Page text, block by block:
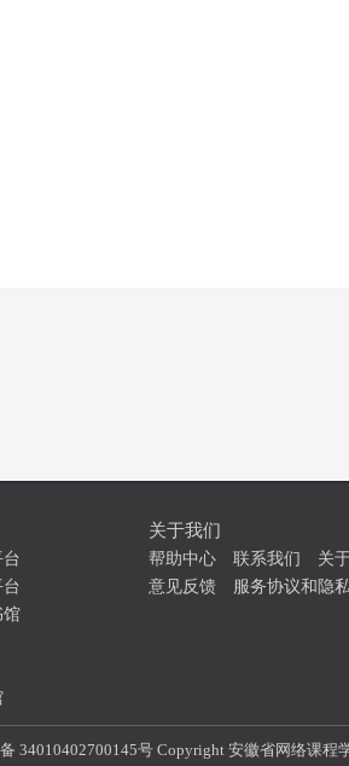
馆
关于我们
帮助中心 联系我们
关
意见反馈
服务协议和隐
34010402700145号 Copyright 安徽省网络课程